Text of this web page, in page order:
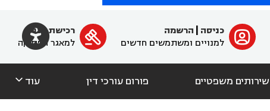
 ﱐ כניסה
הרשמה
למנויים ומשתמשים חדשים

רכישת מנוי
למאגר הפסיקה
שירותים משפטיים פורום עורכי דין עוד 